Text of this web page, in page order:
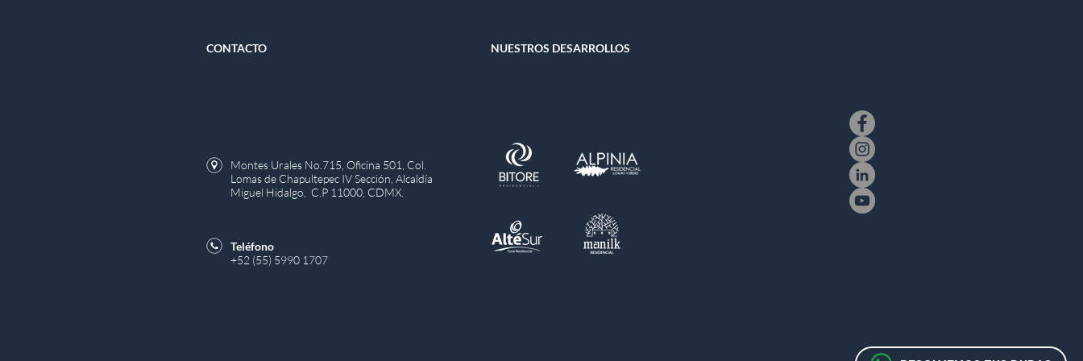
CONTACTO
Montes Urales No.715, Oficina 501, Col.
Lomas de Chapultepec IV Sección, Alcaldía
Miguel Hidalgo, C.P 11000, CDMX.
Teléfono
+52 (55) 5990 1707
NUESTROS DESARROLLOS